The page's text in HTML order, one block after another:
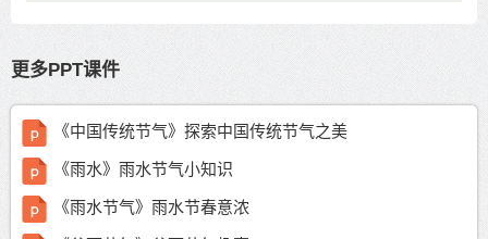
更多PPT课件
《中国传统节气》探索中国传统节气之美
《雨水》雨水节气小知识
《雨水节气》雨水节春意浓